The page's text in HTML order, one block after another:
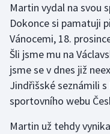
Lyže a snowboard
Moderní pětiboj
Motorsport
Olympijské hry
Parasport
Martin vydal na svou
Dokonce si pamatuji
Vánocemi, 18.
Šli jsme mu na
jsme se v dnes již
Jindřišské seznámili
sportovního webu
Martin už tehdy